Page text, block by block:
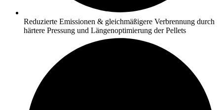
Reduzierte Emissionen & gleichmäßigere Verbrennung durch
härtere Pressung und Längenoptimierung der Pellets